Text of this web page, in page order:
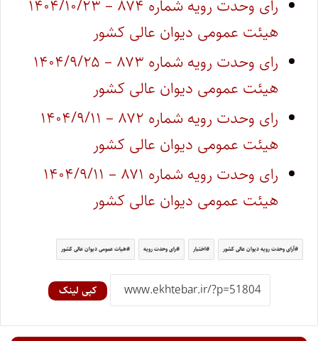
رای وحدت رویه شماره ۸۷۴ – ۱۴۰۴/۱۰/۲۳
هیئت عمومی دیوان عالی کشور
رای وحدت رویه شماره ۸۷۳ – ۱۴۰۴/۹/۲۵
هیئت عمومی دیوان عالی کشور
رای وحدت رویه شماره ۸۷۲ – ۱۴۰۴/۹/۱۱
هیئت عمومی دیوان عالی کشور
رای وحدت رویه شماره ۸۷۱ – ۱۴۰۴/۹/۱۱
هیئت عمومی دیوان عالی کشور
آرای وحدت رویه دیوان عالی کشور اختبار رای وحدت رویه هیات عمومی دیوان عالی کشور
کپی لینک